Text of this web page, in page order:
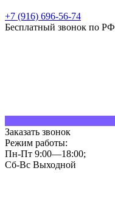
+7 (916) 696-56-74
Бесплатный звонок по РФ
Заказать звонок
Режим работы:
Пн-Пт 9:00—18:00;
Сб-Вс Выходной